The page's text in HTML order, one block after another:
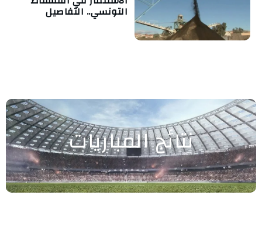
التونسي.. التفاصيل
نتائج المباريات